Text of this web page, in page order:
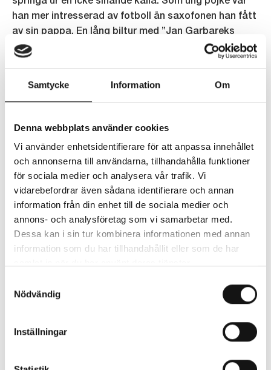
Samtycke Information Om
Denna webbplats använder cookies
Vi använder enhetsidentifierare för att anpassa innehållet
och annonserna till användarna, tillhandahålla funktioner
för sociala medier och analysera vår trafik. Vi
vidarebefordrar även sådana identifierare och annan
information från din enhet till de sociala medier och
annons- och analysföretag som vi samarbetar med.
Dessa kan i sin tur kombinera informationen med annan
information som du har tillhandahållit eller som de har
Nödvändig
Inställningar
han mer intresserad av fotboll än saxofonen han fått
av sin pappa. En lång biltur med ”Jan Garbareks
Eventyr” i stereon kom att få en avgörande vändning.
Förmågan att låta instrumentet berätta historier har
skivbolaget ECM och har turnérat med sin musik i hela
världen.
Konserten på Varbergs Teater kommer att fyllas av ett
vackert, nordiskt vemod där Stravinsky, Ornette Coleman
och Bill Evans skönjs bland träden. Det kommer att bli
varsamt kalibrerad jazz för novembermörkret.
Trygve Seim Quartet består av:
Trygve Seim – tenorsaxofon och sopransaxofon
Kristian Randalu – piano